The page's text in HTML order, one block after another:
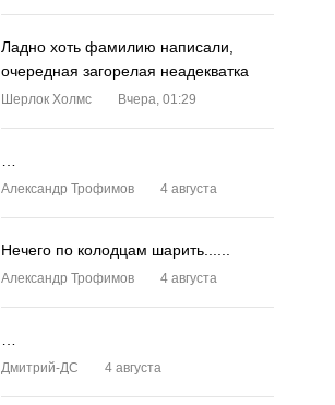
Ладно хоть фамилию написали,
очередная загорелая неадекватка
Шерлок Холмс Вчера, 01:29
Александр Трофимов 4 августа
Нечего по колодцам шарить......
Александр Трофимов 4 августа
Дмитрий-ДС 4 августа